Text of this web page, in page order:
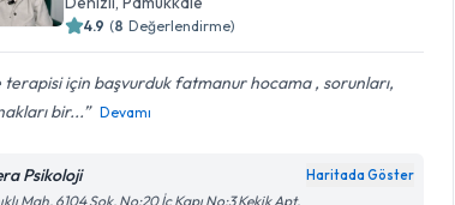
4.9 (8 Değerlendirme)
terapisi için başvurduk fatmanur hocama , sorunları,
bir...
Devamı
Psikoloji Haritada Göster
Mah. 6104 Sok. No:20 İç Kapı No:3 Kekik Apt.